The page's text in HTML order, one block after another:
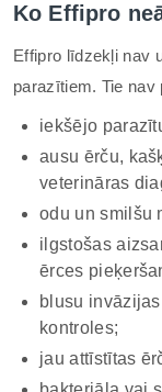
Ko Effipro
Effipro līdzekļi nav
parazītiem. Tie nav
iekšējo
ausu ērču,
veterināras
odu un smilšu
ilgstošas
ērces
blusu
kontroles;
jau attīstītas